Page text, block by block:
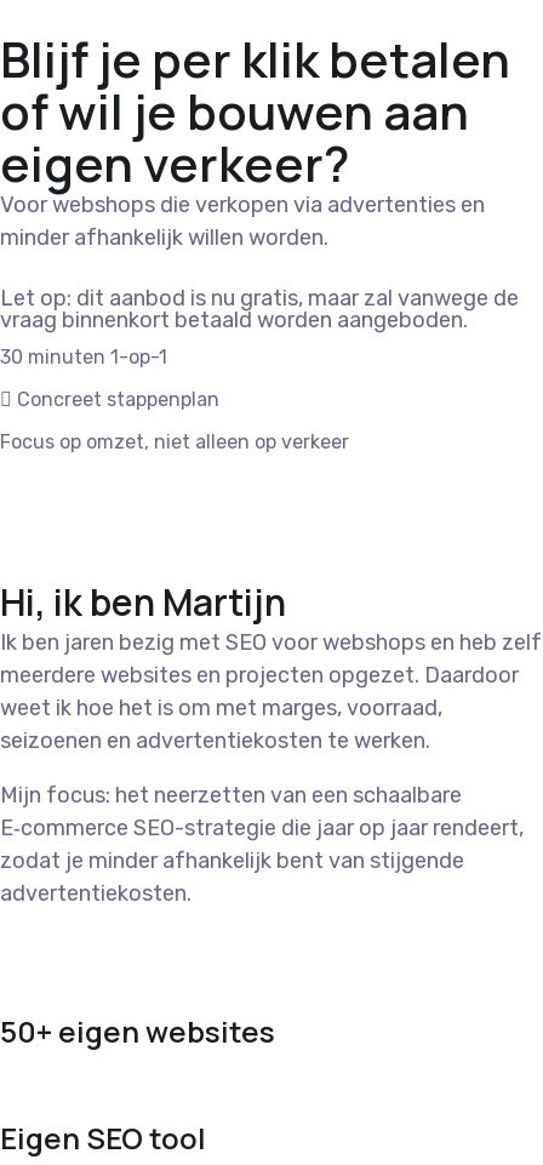
Blijf je per klik betalen
of wil je bouwen aan
eigen verkeer?
Voor webshops die verkopen via advertenties en
minder afhankelijk willen worden.
Let op: dit aanbod is nu gratis, maar zal vanwege de
vraag binnenkort betaald worden aangeboden.
30 minuten 1-op-1
Concreet stappenplan
Focus op omzet, niet alleen op verkeer
Hi, ik ben Martijn
Ik ben jaren bezig met SEO voor webshops en heb zelf
meerdere websites en projecten opgezet. Daardoor
weet ik hoe het is om met marges, voorraad,
seizoenen en advertentiekosten te werken.
Mijn focus: het neerzetten van een schaalbare
E‑commerce SEO-strategie die jaar op jaar rendeert,
zodat je minder afhankelijk bent van stijgende
advertentiekosten.
50+ eigen websites
Eigen SEO tool